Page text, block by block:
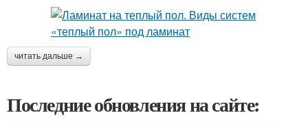
читать дальше →
Последние обновления на сайте: